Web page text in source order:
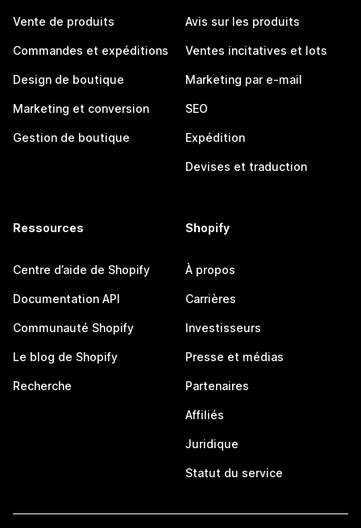
Vente de produits
Commandes et expéditions
Design de boutique
Marketing et conversion
Gestion de boutique
Avis sur les produits
Ventes incitatives et lots
Marketing par e-mail
SEO
Expédition
Devises et traduction
Ressources
Centre d’aide de Shopify
Documentation API
Communauté Shopify
Le blog de Shopify
Recherche
Shopify
À propos
Carrières
Investisseurs
Presse et médias
Partenaires
Affiliés
Juridique
Statut du service